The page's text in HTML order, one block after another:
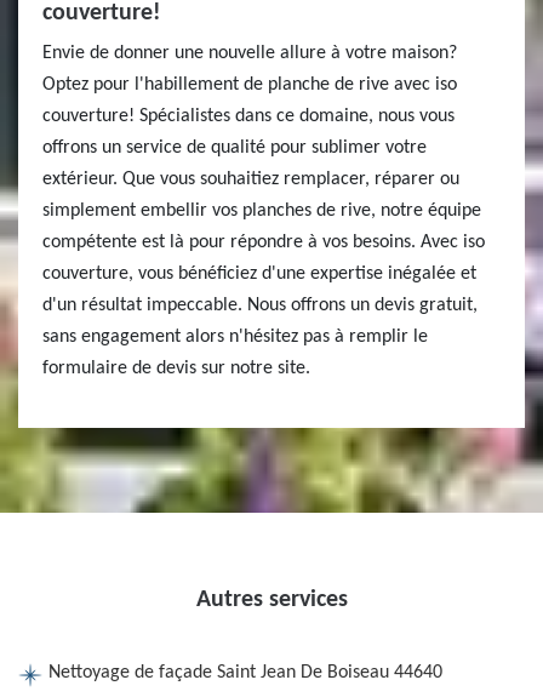
couverture!
Envie de donner une nouvelle allure à votre maison?
Optez pour l'habillement de planche de rive avec iso
couverture! Spécialistes dans ce domaine, nous vous
offrons un service de qualité pour sublimer votre
extérieur. Que vous souhaitiez remplacer, réparer ou
simplement embellir vos planches de rive, notre équipe
compétente est là pour répondre à vos besoins. Avec iso
couverture, vous bénéficiez d'une expertise inégalée et
d'un résultat impeccable. Nous offrons un devis gratuit,
sans engagement alors n'hésitez pas à remplir le
formulaire de devis sur notre site.
Autres services
Nettoyage de façade Saint Jean De Boiseau 44640